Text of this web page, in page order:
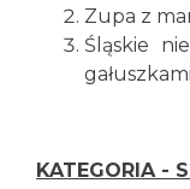
Zupa z
Śląskie
gałuszkami
KATEGORIA -